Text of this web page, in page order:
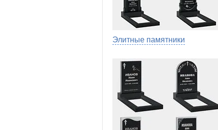
Элитные памятники